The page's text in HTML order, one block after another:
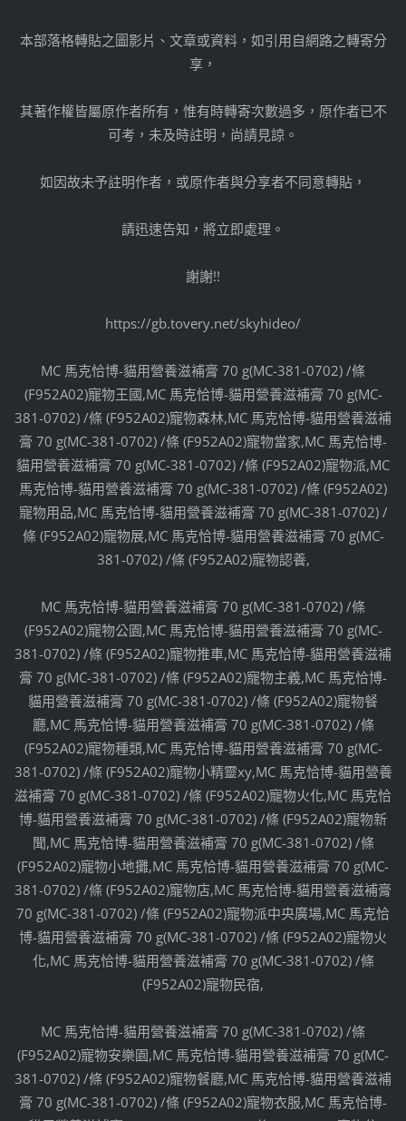
本部落格轉貼之圖影片、文章或資料，如引用自網路之轉寄分
享，
其著作權皆屬原作者所有，惟有時轉寄次數過多，原作者已不
可考，未及時註明，尚請見諒。
如因故未予註明作者，或原作者與分享者不同意轉貼，
請迅速告知，將立即處理。
謝謝!!
https://gb.tovery.net/skyhideo/
MC 馬克恰博-貓用營養滋補膏 70 g(MC-381-0702) /條
(F952A02)寵物王國,MC 馬克恰博-貓用營養滋補膏 70 g(MC-
381-0702) /條 (F952A02)寵物森林,MC 馬克恰博-貓用營養滋補
膏 70 g(MC-381-0702) /條 (F952A02)寵物當家,MC 馬克恰博-
貓用營養滋補膏 70 g(MC-381-0702) /條 (F952A02)寵物派,MC
馬克恰博-貓用營養滋補膏 70 g(MC-381-0702) /條 (F952A02)
寵物用品,MC 馬克恰博-貓用營養滋補膏 70 g(MC-381-0702) /
條 (F952A02)寵物展,MC 馬克恰博-貓用營養滋補膏 70 g(MC-
381-0702) /條 (F952A02)寵物認養,
MC 馬克恰博-貓用營養滋補膏 70 g(MC-381-0702) /條
(F952A02)寵物公園,MC 馬克恰博-貓用營養滋補膏 70 g(MC-
381-0702) /條 (F952A02)寵物推車,MC 馬克恰博-貓用營養滋補
膏 70 g(MC-381-0702) /條 (F952A02)寵物主義,MC 馬克恰博-
貓用營養滋補膏 70 g(MC-381-0702) /條 (F952A02)寵物餐
廳,MC 馬克恰博-貓用營養滋補膏 70 g(MC-381-0702) /條
(F952A02)寵物種類,MC 馬克恰博-貓用營養滋補膏 70 g(MC-
381-0702) /條 (F952A02)寵物小精靈xy,MC 馬克恰博-貓用營養
滋補膏 70 g(MC-381-0702) /條 (F952A02)寵物火化,MC 馬克恰
博-貓用營養滋補膏 70 g(MC-381-0702) /條 (F952A02)寵物新
聞,MC 馬克恰博-貓用營養滋補膏 70 g(MC-381-0702) /條
(F952A02)寵物小地攤,MC 馬克恰博-貓用營養滋補膏 70 g(MC-
381-0702) /條 (F952A02)寵物店,MC 馬克恰博-貓用營養滋補膏
70 g(MC-381-0702) /條 (F952A02)寵物派中央廣場,MC 馬克恰
博-貓用營養滋補膏 70 g(MC-381-0702) /條 (F952A02)寵物火
化,MC 馬克恰博-貓用營養滋補膏 70 g(MC-381-0702) /條
(F952A02)寵物民宿,
MC 馬克恰博-貓用營養滋補膏 70 g(MC-381-0702) /條
(F952A02)寵物安樂園,MC 馬克恰博-貓用營養滋補膏 70 g(MC-
381-0702) /條 (F952A02)寵物餐廳,MC 馬克恰博-貓用營養滋補
膏 70 g(MC-381-0702) /條 (F952A02)寵物衣服,MC 馬克恰博-